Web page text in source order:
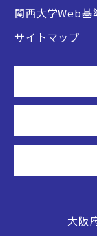
関西大学Web基
サイトマップ
大阪